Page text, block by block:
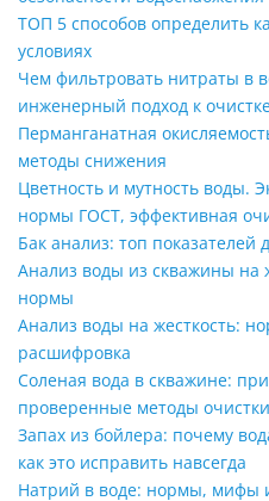
ТОП 5 способов определить
условиях
Чем фильтровать нитраты в
инженерный подход к
Перманганатная
методы снижения
Цветность и мутность воды.
нормы ГОСТ, эффективная
Бак анализ: топ показателей
Анализ воды из скважины на
нормы
Анализ воды на жесткость:
расшифровка
Соленая вода в скважине:
проверенные методы
Запах из бойлера: почему
как это исправить навсегда
Натрий в воде: нормы, мифы